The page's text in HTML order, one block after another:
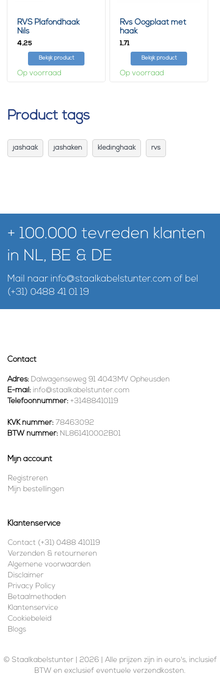
RVS Plafondhaak
Nils
4,25
Bekijk product
Op voorraad
Rvs Oogplaat met
haak
1,71
Bekijk product
Op voorraad
Product tags
jashaak jashaken kledinghaak rvs
+ 100.000 tevreden klanten
in NL, BE & DE
Mail naar info@staalkabelstunter.com of bel
(+31) 0488 41 01 19
Contact
Adres: Dalwagenseweg 91 4043MV Opheusden
E-mail: info@staalkabelstunter.com
Telefoonnummer: +31488410119
KVK nummer: 78463092
BTW nummer: NL861410002B01
Mijn account
Registreren
Mijn bestellingen
Klantenservice
Contact (+31) 0488 410119
Verzenden & retourneren
Algemene voorwaarden
Disclaimer
Privacy Policy
Betaalmethoden
Klantenservice
Cookiebeleid
Blogs
© Staalkabelstunter | 2026 | Alle prijzen zijn in euro's, inclusief
BTW en exclusief eventuele verzendkosten.